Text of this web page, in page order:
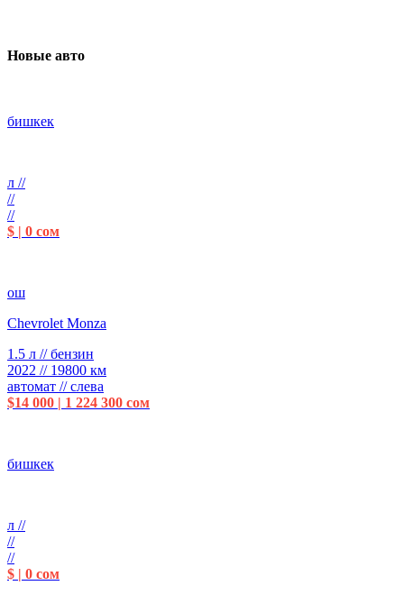
Новые авто
бишкек
л //
//
//
$ | 0 сом
ош
Chevrolet Monza
1.5 л // бензин
2022 // 19800 км
автомат // слева
$14 000 | 1 224 300 сом
бишкек
л //
//
//
$ | 0 сом